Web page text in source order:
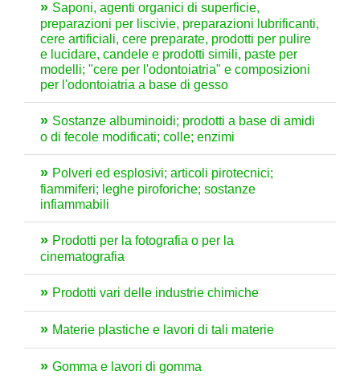
Saponi, agenti organici di superficie,
preparazioni per liscivie, preparazioni lubrificanti,
cere artificiali, cere preparate, prodotti per pulire
e lucidare, candele e prodotti simili, paste per
modelli; "cere per l'odontoiatria" e composizioni
per l'odontoiatria a base di gesso
Sostanze albuminoidi; prodotti a base di amidi
o di fecole modificati; colle; enzimi
Polveri ed esplosivi; articoli pirotecnici;
fiammiferi; leghe piroforiche; sostanze
infiammabili
Prodotti per la fotografia o per la
cinematografia
Prodotti vari delle industrie chimiche
Materie plastiche e lavori di tali materie
Gomma e lavori di gomma